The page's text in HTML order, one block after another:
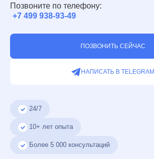
Позвоните по телефону:
+7 499 938-93-49
ПОЗВОНИТЬ СЕЙЧАС
НАПИСАТЬ В TELEGRAM
24/7
10+ лет опыта
Более 5 000 консультаций